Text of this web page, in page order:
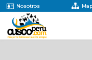
Nosotros